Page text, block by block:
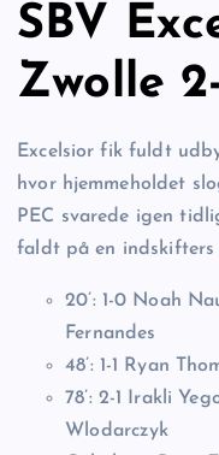
SBV
Zwolle
Excelsior fik fuldt
hvor hjemmeholdet
PEC svarede igen
faldt på en indskifters
20’: 1-0 Noah
Fernandes
48’: 1-1 Ryan
78’: 2-1 Irakli
Wlodarczyk